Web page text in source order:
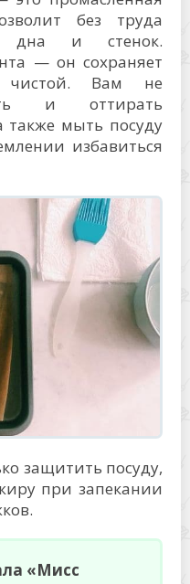
без труда
дна и стенок.
— он сохраняет
чистой. Вам не
и оттирать
также мыть посуду
избавиться
защитить посуду,
при запекании
«Мисс